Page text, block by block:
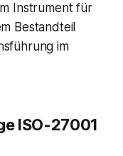
Instrument für
Bestandteil
im
ISO-27001